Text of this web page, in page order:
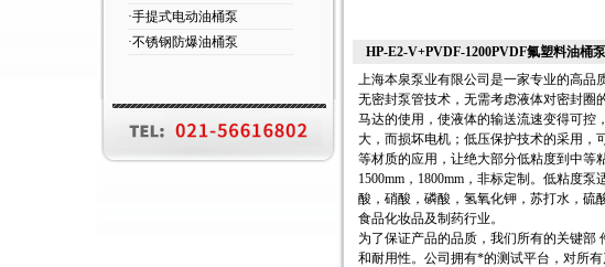
·手提式电动油桶泵
·不锈钢防爆油桶泵
HP-E2-V+PVDF-1200PVDF氟塑料油桶
上海本泉泵业有限公司是一家专业的高品
无密封泵管技术，无需考虑液体对密封圈
马达的使用，使液体的输送流速变得可控
大，而损坏电机；低压保护技术的采用，
等材质的应用，让绝大部分低粘度到中等
1500mm，1800mm，非标定制。低粘度
酸，硝酸，磷酸，氢氧化钾，苏打水，硫
食品化妆品及制药行业。
为了保证产品的品质，我们所有的关键
和耐用性。公司拥有*的测试平台，对所